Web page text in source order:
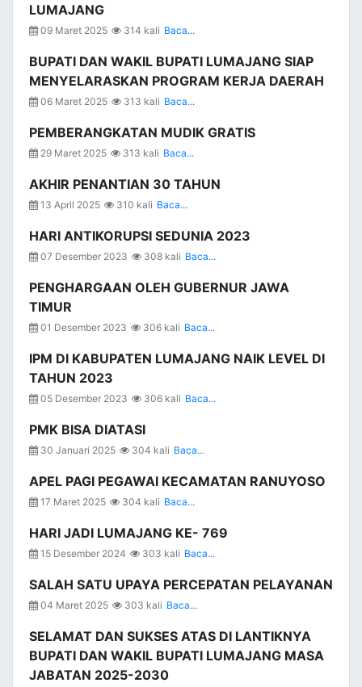
LUMAJANG
09 Maret 2025 314 kali Baca...
BUPATI DAN WAKIL BUPATI LUMAJANG SIAP
MENYELARASKAN PROGRAM KERJA DAERAH
06 Maret 2025 313 kali Baca...
PEMBERANGKATAN MUDIK GRATIS
29 Maret 2025 313 kali Baca...
AKHIR PENANTIAN 30 TAHUN
13 April 2025 310 kali Baca...
HARI ANTIKORUPSI SEDUNIA 2023
07 Desember 2023 308 kali Baca...
PENGHARGAAN OLEH GUBERNUR JAWA
TIMUR
01 Desember 2023 306 kali Baca...
IPM DI KABUPATEN LUMAJANG NAIK LEVEL DI
TAHUN 2023
05 Desember 2023 306 kali Baca...
PMK BISA DIATASI
30 Januari 2025 304 kali Baca...
APEL PAGI PEGAWAI KECAMATAN RANUYOSO
17 Maret 2025 304 kali Baca...
HARI JADI LUMAJANG KE- 769
15 Desember 2024 303 kali Baca...
SALAH SATU UPAYA PERCEPATAN PELAYANAN
04 Maret 2025 303 kali Baca...
SELAMAT DAN SUKSES ATAS DI LANTIKNYA
BUPATI DAN WAKIL BUPATI LUMAJANG MASA
JABATAN 2025-2030